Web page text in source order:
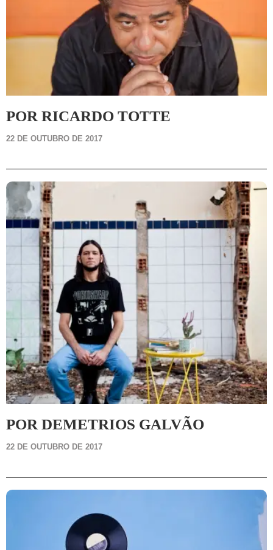
POR RICARDO TOTTE
22 DE OUTUBRO DE 2017
POR DEMETRIOS GALVÃO
22 DE OUTUBRO DE 2017